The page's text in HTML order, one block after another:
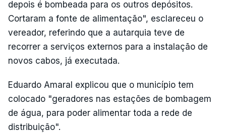
depois é bombeada para os outros depósitos.
Cortaram a fonte de alimentação", esclareceu o
vereador, referindo que a autarquia teve de
recorrer a serviços externos para a instalação de
novos cabos, já executada.
Eduardo Amaral explicou que o município tem
colocado "geradores nas estações de bombagem
de água, para poder alimentar toda a rede de
distribuição".